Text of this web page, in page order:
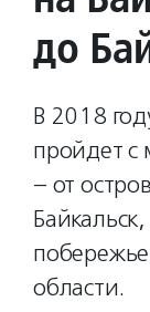
до
В 2018
пройдет с
– от
побережье
области.